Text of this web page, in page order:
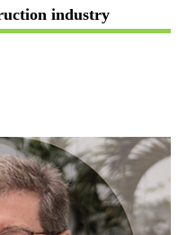
industry